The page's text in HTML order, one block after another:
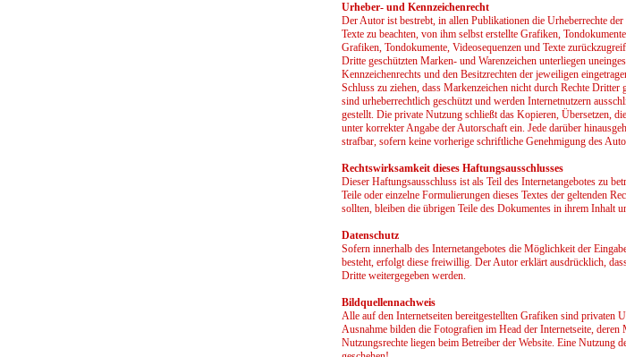
Urheber- und Kennzeichenrecht
Der Autor ist bestrebt, in allen Publikationen die Urheberrechte
Texte zu beachten, von ihm selbst erstellte Grafiken,
Grafiken, Tondokumente, Videosequenzen und Texte
Dritte geschützten Marken- und Warenzeichen unterliegen
Kennzeichenrechts und den Besitzrechten der jeweiligen
Schluss zu ziehen, dass Markenzeichen nicht durch Rechte
sind urheberrechtlich geschützt und werden Internetnutzern
gestellt. Die private Nutzung schließt das Kopieren, Übersetzen,
unter korrekter Angabe der Autorschaft ein. Jede darüber
strafbar, sofern keine vorherige schriftliche Genehmigung des
Rechtswirksamkeit dieses Haftungsausschlusses
Dieser Haftungsausschluss ist als Teil des Internetangebotes zu
Teile oder einzelne Formulierungen dieses Textes der geltenden
sollten, bleiben die übrigen Teile des Dokumentes in ihrem Inhalt
Datenschutz
Sofern innerhalb des Internetangebotes die Möglichkeit der
besteht, erfolgt diese freiwillig. Der Autor erklärt ausdrücklich,
Dritte weitergegeben werden.
Bildquellennachweis
Alle auf den Internetseiten bereitgestellten Grafiken sind privaten
Ausnahme bilden die Fotografien im Head der Internetseite,
Nutzungsrechte liegen beim Betreiber der Website. Eine